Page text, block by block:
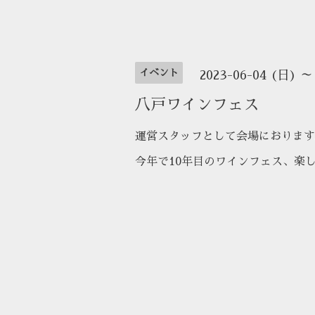
イベント 2023-06-04 (日)
八戸ワインフェス
運営スタッフとして会場におります
今年で10年目のワインフェス、楽し